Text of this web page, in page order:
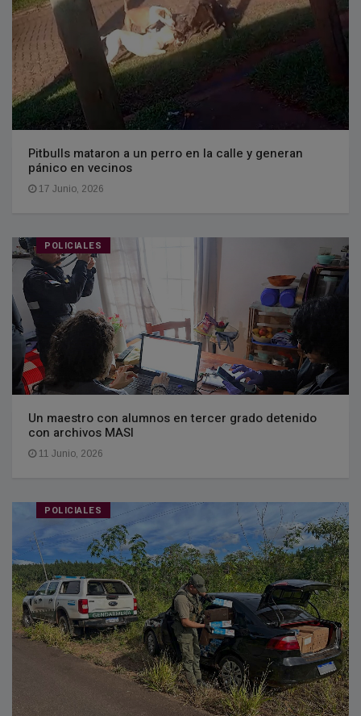
Pitbulls mataron a un perro en la calle y generan
pánico en vecinos
17 Junio, 2026
POLICIALES
Un maestro con alumnos en tercer grado detenido
con archivos MASI
11 Junio, 2026
POLICIALES